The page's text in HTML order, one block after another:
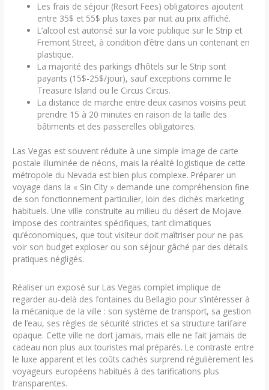
Les frais de séjour (Resort Fees) obligatoires ajoutent
entre 35$ et 55$ plus taxes par nuit au prix affiché.
L’alcool est autorisé sur la voie publique sur le Strip et
Fremont Street, à condition d’être dans un contenant en
plastique.
La majorité des parkings d’hôtels sur le Strip sont
payants (15$-25$/jour), sauf exceptions comme le
Treasure Island ou le Circus Circus.
La distance de marche entre deux casinos voisins peut
prendre 15 à 20 minutes en raison de la taille des
bâtiments et des passerelles obligatoires.
Las Vegas est souvent réduite à une simple image de carte
postale illuminée de néons, mais la réalité logistique de cette
métropole du Nevada est bien plus complexe. Préparer un
voyage dans la « Sin City » demande une compréhension fine
de son fonctionnement particulier, loin des clichés marketing
habituels. Une ville construite au milieu du désert de Mojave
impose des contraintes spécifiques, tant climatiques
qu’économiques, que tout visiteur doit maîtriser pour ne pas
voir son budget exploser ou son séjour gâché par des détails
pratiques négligés.
Réaliser un exposé sur Las Vegas complet implique de
regarder au-delà des fontaines du Bellagio pour s’intéresser à
la mécanique de la ville : son système de transport, sa gestion
de l’eau, ses règles de sécurité strictes et sa structure tarifaire
opaque. Cette ville ne dort jamais, mais elle ne fait jamais de
cadeau non plus aux touristes mal préparés. Le contraste entre
le luxe apparent et les coûts cachés surprend régulièrement les
voyageurs européens habitués à des tarifications plus
transparentes.